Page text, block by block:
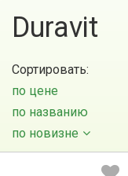
Duravit
Сортировать:
по цене
по названию
по новизне